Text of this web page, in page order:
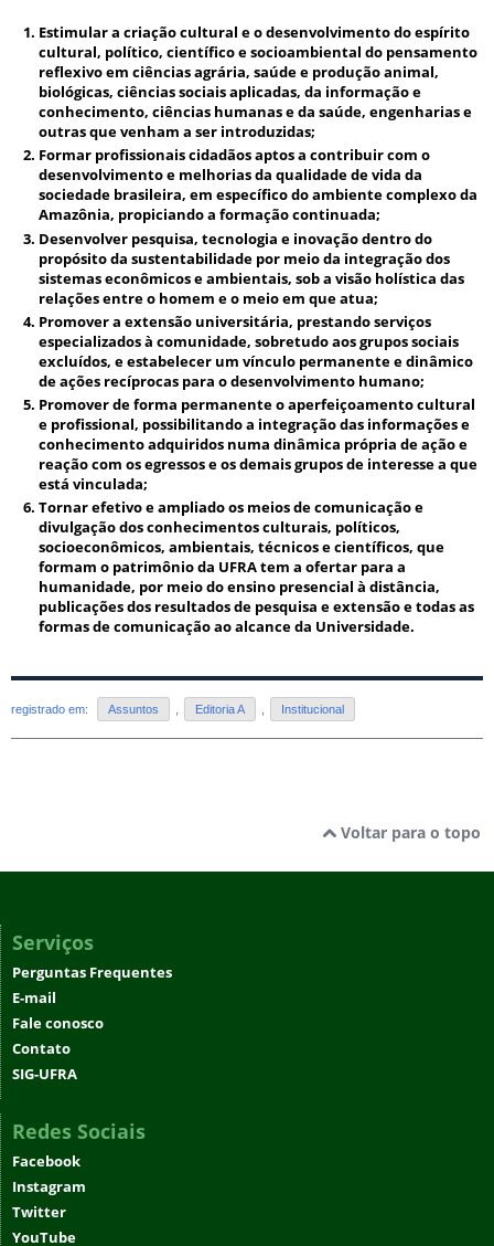
Estimular a criação cultural e o desenvolvimento do espírito
cultural, político, científico e socioambiental do pensamento
reflexivo em ciências agrária, saúde e produção animal,
biológicas, ciências sociais aplicadas, da informação e
conhecimento, ciências humanas e da saúde, engenharias e
outras que venham a ser introduzidas;
Formar profissionais cidadãos aptos a contribuir com o
desenvolvimento e melhorias da qualidade de vida da
sociedade brasileira, em específico do ambiente complexo da
Amazônia, propiciando a formação continuada;
Desenvolver pesquisa, tecnologia e inovação dentro do
propósito da sustentabilidade por meio da integração dos
sistemas econômicos e ambientais, sob a visão holística das
relações entre o homem e o meio em que atua;
Promover a extensão universitária, prestando serviços
especializados à comunidade, sobretudo aos grupos sociais
excluídos, e estabelecer um vínculo permanente e dinâmico
de ações recíprocas para o desenvolvimento humano;
Promover de forma permanente o aperfeiçoamento cultural
e profissional, possibilitando a integração das informações e
conhecimento adquiridos numa dinâmica própria de ação e
reação com os egressos e os demais grupos de interesse a que
está vinculada;
Tornar efetivo e ampliado os meios de comunicação e
divulgação dos conhecimentos culturais, políticos,
socioeconômicos, ambientais, técnicos e científicos, que
formam o patrimônio da UFRA tem a ofertar para a
humanidade, por meio do ensino presencial à distância,
publicações dos resultados de pesquisa e extensão e todas as
formas de comunicação ao alcance da Universidade.
registrado em: Assuntos Editoria A Institucional
Voltar para o topo
Serviços
Perguntas Frequentes
E-mail
Fale conosco
Contato
SIG-UFRA
Redes Sociais
Facebook
Instagram
Twitter
YouTube